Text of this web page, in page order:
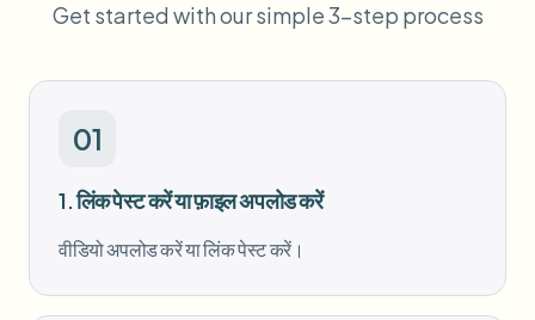
वीडियो इंटेलिजेंस
बल्क वीडियो ब्लर
बल्क चेहरा ब्लर
एंटरप्राइज़ ज़ोन, नीतियां और समीक्षा
अपलोड, जॉब्स और वेबहुक ऑटोमेट करें
संपर्क फ़ॉर्म
Get started with our simple 3-step process
01
1. लिंक पेस्ट करें या फ़ाइल अपलोड करें
वीडियो अपलोड करें या लिंक पेस्ट करें।